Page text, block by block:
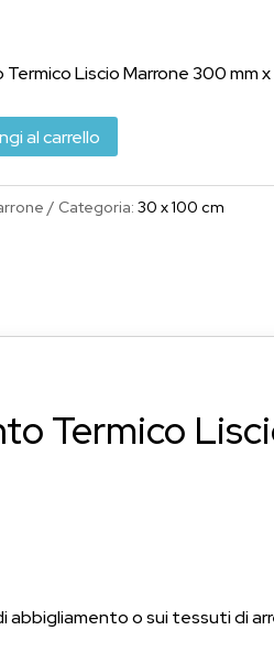
Liscio Marrone 300 mm x
al carrello
Categoria: 30 x 100 cm
Termico
abbigliamento o sui tessuti di